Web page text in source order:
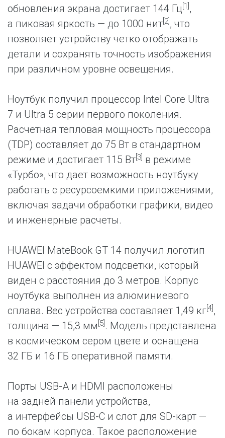
обновления экрана достигает 144 Гц [1] ,
а пиковая яркость — до 1000 нит [2] , что
позволяет устройству четко отображать
детали и сохранять точность изображения
при различном уровне освещения.
Ноутбук получил процессор Intel Core Ultra
7 и Ultra 5 серии первого поколения.
Расчетная тепловая мощность процессора
(TDP) составляет до 75 Вт в стандартном
режиме и достигает 115 Вт [3] в режиме
«Турбо», что дает возможность ноутбуку
работать с ресурсоемкими приложениями,
включая задачи обработки графики, видео
и инженерные расчеты.
HUAWEI MateBook GT 14 получил логотип
HUAWEI с эффектом подсветки, который
виден с расстояния до 3 метров. Корпус
ноутбука выполнен из алюминиевого
сплава. Вес устройства составляет 1,49 кг[4] ,
толщина — 15,3 мм [5] . Модель представлена
в космическом сером цвете и оснащена
32 ГБ и 16 ГБ оперативной памяти.
Порты USB-A и HDMI расположены
на задней панели устройства,
а интерфейсы USB-C и слот для SD-карт —
по бокам корпуса. Такое расположение